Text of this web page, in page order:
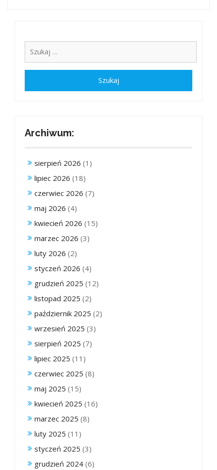
Archiwum:
sierpień 2026 (1)
lipiec 2026 (18)
czerwiec 2026 (7)
maj 2026 (4)
kwiecień 2026 (15)
marzec 2026 (3)
luty 2026 (2)
styczeń 2026 (4)
grudzień 2025 (12)
listopad 2025 (2)
październik 2025 (2)
wrzesień 2025 (3)
sierpień 2025 (7)
lipiec 2025 (11)
czerwiec 2025 (8)
maj 2025 (15)
kwiecień 2025 (16)
marzec 2025 (8)
luty 2025 (11)
styczeń 2025 (3)
grudzień 2024 (6)